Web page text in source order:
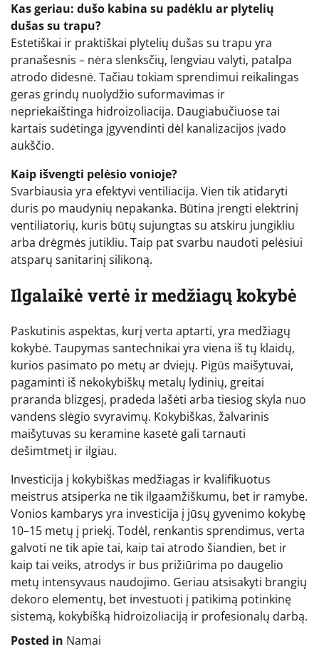
Kas geriau: dušo kabina su padėklu ar plytelių
dušas su trapu?
Estetiškai ir praktiškai plytelių dušas su trapu yra
pranašesnis – nėra slenksčių, lengviau valyti, patalpa
atrodo didesnė. Tačiau tokiam sprendimui reikalingas
geras grindų nuolydžio suformavimas ir
nepriekaištinga hidroizoliacija. Daugiabučiuose tai
kartais sudėtinga įgyvendinti dėl kanalizacijos įvado
aukščio.
Kaip išvengti pelėsio vonioje?
Svarbiausia yra efektyvi ventiliacija. Vien tik atidaryti
duris po maudynių nepakanka. Būtina įrengti elektrinį
ventiliatorių, kuris būtų sujungtas su atskiru jungikliu
arba drėgmės jutikliu. Taip pat svarbu naudoti pelėsiui
atsparų sanitarinį silikoną.
Ilgalaikė vertė ir medžiagų kokybė
Paskutinis aspektas, kurį verta aptarti, yra medžiagų
kokybė. Taupymas santechnikai yra viena iš tų klaidų,
kurios pasimato po metų ar dviejų. Pigūs maišytuvai,
pagaminti iš nekokybiškų metalų lydinių, greitai
praranda blizgesį, pradeda lašėti arba tiesiog skyla nuo
vandens slėgio svyravimų. Kokybiškas, žalvarinis
maišytuvas su keramine kasetė gali tarnauti
dešimtmetį ir ilgiau.
Investicija į kokybiškas medžiagas ir kvalifikuotus
meistrus atsiperka ne tik ilgaamžiškumu, bet ir ramybe.
Vonios kambarys yra investicija į jūsų gyvenimo kokybę
10–15 metų į priekį. Todėl, renkantis sprendimus, verta
galvoti ne tik apie tai, kaip tai atrodo šiandien, bet ir
kaip tai veiks, atrodys ir bus prižiūrima po daugelio
metų intensyvaus naudojimo. Geriau atsisakyti brangių
dekoro elementų, bet investuoti į patikimą potinkinę
sistemą, kokybišką hidroizoliaciją ir profesionalų darbą.
Posted in Namai